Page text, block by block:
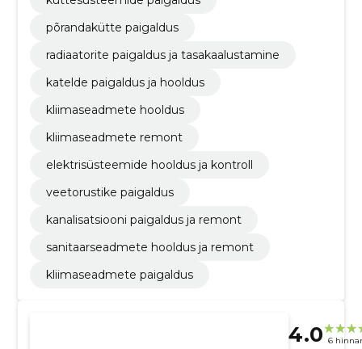
põrandakütte paigaldus
radiaatorite paigaldus ja tasakaalustamine
katelde paigaldus ja hooldus
kliimaseadmete hooldus
kliimaseadmete remont
elektrisüsteemide hooldus ja kontroll
veetorustike paigaldus
kanalisatsiooni paigaldus ja remont
sanitaarseadmete hooldus ja remont
kliimaseadmete paigaldus
4.0 6